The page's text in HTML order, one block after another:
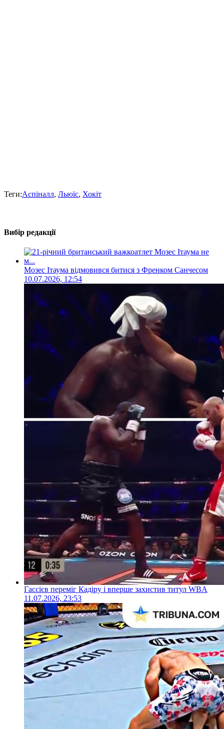
Теги:Аспіналл, Льюїс, Хокіт
Вибір редакції
Мозес Ітаума відмовився битися з Френком Санчесом
10.07.2026, 12:54
Гассієв переміг Кадіру і вперше захистив титул WBA
11.07.2026, 23:53